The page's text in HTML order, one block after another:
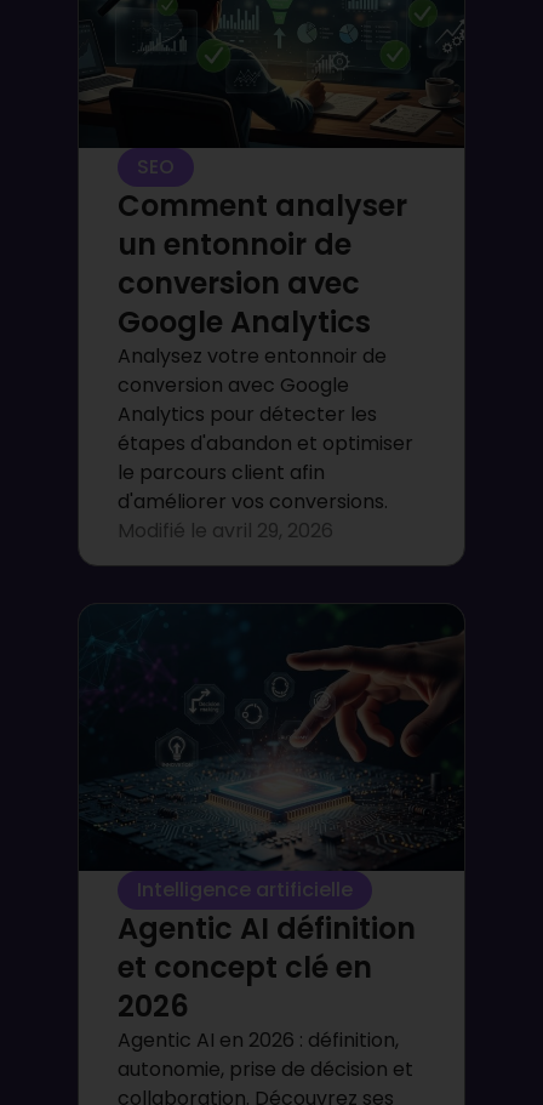
SEO
Comment analyser
un entonnoir de
conversion avec
Google Analytics
Analysez votre entonnoir de
conversion avec Google
Analytics pour détecter les
étapes d'abandon et optimiser
le parcours client afin
d'améliorer vos conversions.
Modifié le avril 29, 2026
Intelligence artificielle
Agentic AI définition
et concept clé en
2026
Agentic AI en 2026 : définition,
autonomie, prise de décision et
collaboration. Découvrez ses